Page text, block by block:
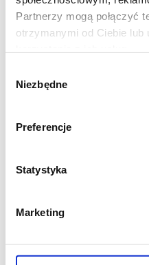
Partnerzy mogą połączyć
otrzymanymi od Ciebie
zgody
Niezbędne
Preferencje
Statystyka
Marketing